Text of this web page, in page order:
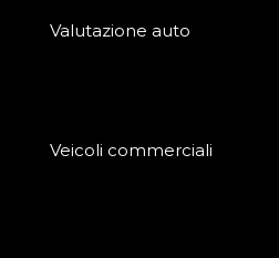
Valutazione auto
Veicoli commerciali